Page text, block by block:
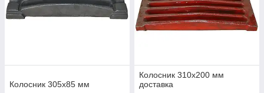
Колосник 305х85 мм
Колосник 310х200 мм
доставка